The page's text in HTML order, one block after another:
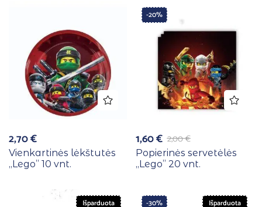
2,70€
Vienkartinės lėkštutės
,,Lego” 10 vnt.
-20%
2,00€
1,60€
Popierinės servetėlės
,,Lego” 20 vnt.
Išparduota -30% Išparduota